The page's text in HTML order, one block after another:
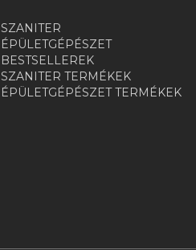
SZANITER
ÉPÜLETGÉPÉSZET
BESTSELLEREK
SZANITER TERMÉKEK
ÉPÜLETGÉPÉSZET TERMÉKEK